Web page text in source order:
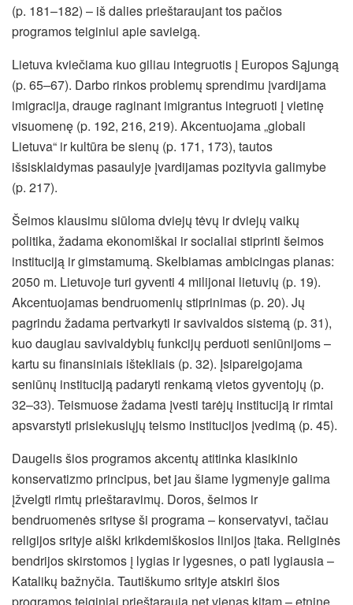
(p. 181–182) – iš dalies prieštaraujant tos pačios
programos teiginiui apie savieigą.
Lietuva kviečiama kuo giliau integruotis į Europos Sąjungą
(p. 65–67). Darbo rinkos problemų sprendimu įvardijama
imigracija, drauge raginant imigrantus integruoti į vietinę
visuomenę (p. 192, 216, 219). Akcentuojama „globali
Lietuva“ ir kultūra be sienų (p. 171, 173), tautos
išsisklaidymas pasaulyje įvardijamas pozityvia galimybe
(p. 217).
Šeimos klausimu siūloma dviejų tėvų ir dviejų vaikų
politika, žadama ekonomiškai ir socialiai stiprinti šeimos
instituciją ir gimstamumą. Skelbiamas ambicingas planas:
2050 m. Lietuvoje turi gyventi 4 milijonai lietuvių (p. 19).
Akcentuojamas bendruomenių stiprinimas (p. 20). Jų
pagrindu žadama pertvarkyti ir savivaldos sistemą (p. 31),
kuo daugiau savivaldybių funkcijų perduoti seniūnijoms –
kartu su finansiniais ištekliais (p. 32). Įsipareigojama
seniūnų instituciją padaryti renkamą vietos gyventojų (p.
32–33). Teismuose žadama įvesti tarėjų instituciją ir rimtai
apsvarstyti prisiekusiųjų teismo institucijos įvedimą (p. 45).
Daugelis šios programos akcentų atitinka klasikinio
konservatizmo principus, bet jau šiame lygmenyje galima
įžvelgti rimtų prieštaravimų. Doros, šeimos ir
bendruomenės srityse ši programa – konservatyvi, tačiau
religijos srityje aiški krikdemiškosios linijos įtaka. Religinės
bendrijos skirstomos į lygias ir lygesnes, o pati lygiausia –
Katalikų bažnyčia. Tautiškumo srityje atskiri šios